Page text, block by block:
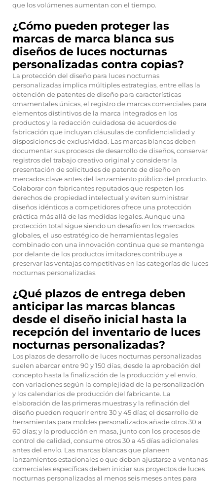
que los volúmenes aumentan con el tiempo.
¿Cómo pueden proteger las
marcas de marca blanca sus
diseños de luces nocturnas
personalizadas contra copias?
La protección del diseño para luces nocturnas
personalizadas implica múltiples estrategias, entre ellas la
obtención de patentes de diseño para características
ornamentales únicas, el registro de marcas comerciales para
elementos distintivos de la marca integrados en los
productos y la redacción cuidadosa de acuerdos de
fabricación que incluyan cláusulas de confidencialidad y
disposiciones de exclusividad. Las marcas blancas deben
documentar sus procesos de desarrollo de diseños, conservar
registros del trabajo creativo original y considerar la
presentación de solicitudes de patente de diseño en
mercados clave antes del lanzamiento público del producto.
Colaborar con fabricantes reputados que respeten los
derechos de propiedad intelectual y eviten suministrar
diseños idénticos a competidores ofrece una protección
práctica más allá de las medidas legales. Aunque una
protección total sigue siendo un desafío en los mercados
globales, el uso estratégico de herramientas legales
combinado con una innovación continua que se mantenga
por delante de los productos imitadores contribuye a
preservar las ventajas competitivas en las categorías de luces
nocturnas personalizadas.
¿Qué plazos de entrega deben
anticipar las marcas blancas
desde el diseño inicial hasta la
recepción del inventario de luces
nocturnas personalizadas?
Los plazos de desarrollo de luces nocturnas personalizadas
suelen abarcar entre 90 y 150 días, desde la aprobación del
concepto hasta la finalización de la producción y el envío,
con variaciones según la complejidad de la personalización
y los calendarios de producción del fabricante. La
elaboración de las primeras muestras y la refinación del
diseño pueden requerir entre 30 y 45 días; el desarrollo de
herramientas para moldes personalizados añade otros 30 a
60 días; y la producción en masa, junto con los procesos de
control de calidad, consume otros 30 a 45 días adicionales
antes del envío. Las marcas blancas que planeen
lanzamientos estacionales o que deban ajustarse a ventanas
comerciales específicas deben iniciar sus proyectos de luces
nocturnas personalizadas al menos seis meses antes para